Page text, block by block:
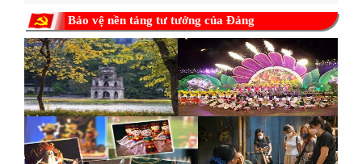
Bảo vệ nền tảng tư tưởng của Đảng